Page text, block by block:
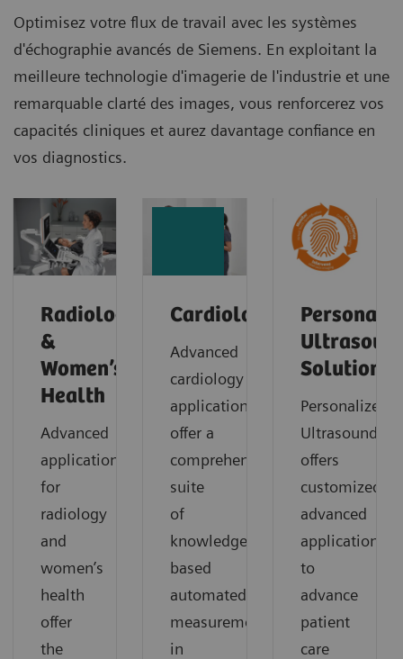
Optimisez votre flux de travail avec les systèmes
d'échographie avancés de Siemens. En exploitant la
meilleure technologie d'imagerie de l'industrie et une
remarquable clarté des images, vous renforcerez vos
capacités cliniques et aurez davantage confiance en
vos diagnostics.
Radiology
&
Women’s
Health
Advanced
applications
for
radiology
and
women’s
health
offer
the
Cardiology
Advanced
cardiology
applications
offer a
comprehensive
suite
of
knowledge-
based
automated
measurements
in
Solutions
Personalized
Ultrasound
offers
customized
advanced
applications
to
advance
patient
care